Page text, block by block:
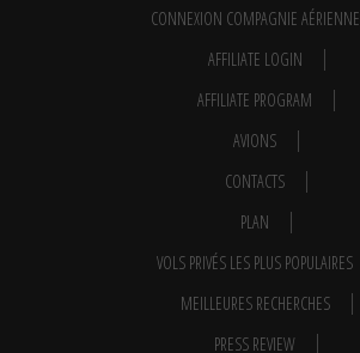
CONNEXION COMPAGNIE AÉRIENNE
AFFILIATE LOGIN
AFFILIATE PROGRAM
AVIONS
CONTACTS
PLAN
VOLS PRIVÉS LES PLUS POPULAIRES
MEILLEURES RECHERCHES
PRESS REVIEW